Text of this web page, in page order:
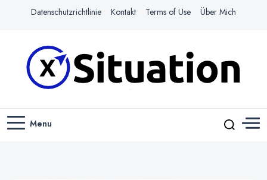
Datenschutzrichtlinie Kontakt Terms of Use Über Mich
X-SITUATION
Menu